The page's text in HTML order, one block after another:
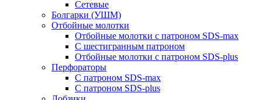
Сетевые
Болгарки (УШМ)
Отбойные молотки
Отбойные молотки с патроном SDS-max
С шестигранным патроном
Отбойные молотки с патроном SDS-plus
Перфораторы
С патроном SDS-max
С патроном SDS-plus